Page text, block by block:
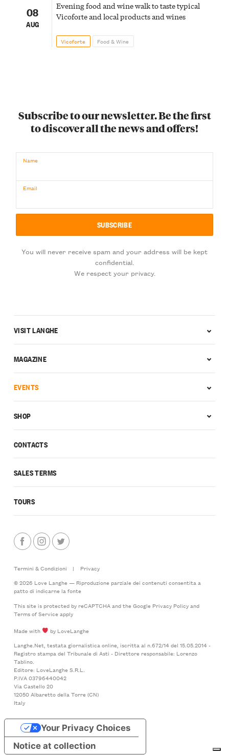
08
AUG
Evening food and wine walk to taste typical
Vicoforte and local products and wines
Vicoforte Food & Wine
Subscribe to our newsletter. Be the first
to discover all the news and offers!
Name
Email
You will never receive spam and your address will be kept
confidential.
We respect your privacy.
CONTACTS
SALES TERMS
TOURS
VISIT LANGHE
MAGAZINE
EVENTS
SHOP
Termini & Condizioni |
Privacy
© 2026 Love Langhe — Riproduzione parziale dei contenuti consentita a
patto di indicarne la fonte
This site is protected by reCAPTCHA and the Google Privacy Policyand
Terms of Serviceapply
Made with
by LoveLanghe
Langhe.Net, testata giornalistica online, iscritta al n.672/14 del 15.05.2014 -
Registro stampa del Tribunale di Asti - Direttore responsabile: Lorenzo
Tablino.
Editore: LoveLanghe S.R.L.
P.IVA 03796440042
Via Castello 20
12050 Albaretto della Torre (CN)
Italy
Notice at collection
Your Privacy Choices